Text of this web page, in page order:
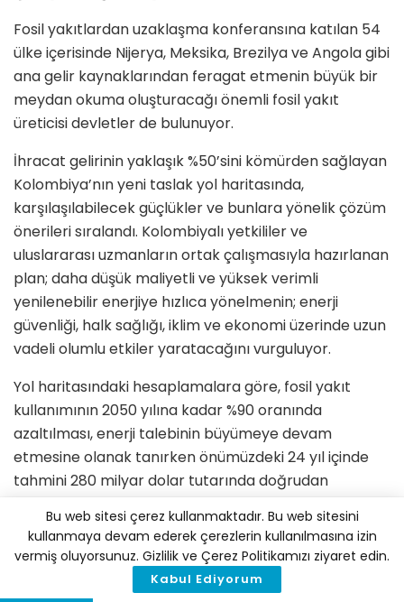
Fosil yakıtlardan uzaklaşma konferansına katılan 54
ülke içerisinde Nijerya, Meksika, Brezilya ve Angola gibi
ana gelir kaynaklarından feragat etmenin büyük bir
meydan okuma oluşturacağı önemli fosil yakıt
üreticisi devletler de bulunuyor.
İhracat gelirinin yaklaşık %50’sini kömürden sağlayan
Kolombiya’nın yeni taslak yol haritasında,
karşılaşılabilecek güçlükler ve bunlara yönelik çözüm
önerileri sıralandı. Kolombiyalı yetkililer ve
uluslararası uzmanların ortak çalışmasıyla hazırlanan
plan; daha düşük maliyetli ve yüksek verimli
yenilenebilir enerjiye hızlıca yönelmenin; enerji
güvenliği, halk sağlığı, iklim ve ekonomi üzerinde uzun
vadeli olumlu etkiler yaratacağını vurguluyor.
Yol haritasındaki hesaplamalara göre, fosil yakıt
kullanımının 2050 yılına kadar %90 oranında
azaltılması, enerji talebinin büyümeye devam
etmesine olanak tanırken önümüzdeki 24 yıl içinde
tahmini 280 milyar dolar tutarında doğrudan
gerçekleştirmek için başlangıçta önemli bir yatırım
gerekiyor, ancak 2040’ların başından itibaren bu
durum Kolombiya ekonomisine yıllık net tasarruf
sağlayacaktır” ifadesine yer veriyor.
Bu web sitesi çerez kullanmaktadır. Bu web sitesini
kullanmaya devam ederek çerezlerin kullanılmasına izin
vermiş oluyorsunuz. Gizlilik ve Çerez Politikamızı ziyaret edin.
Kabul Ediyorum